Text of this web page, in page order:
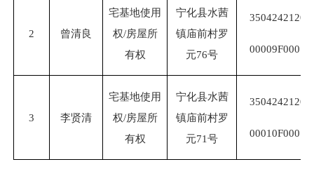
2 曾清良
宅基地使用
权/房屋所
有权
宁化县水茜
镇庙前村罗
元76号
350424
00009
3 李贤清
宅基地使用
权/房屋所
有权
宁化县水茜
镇庙前村罗
元71号
350424
00010